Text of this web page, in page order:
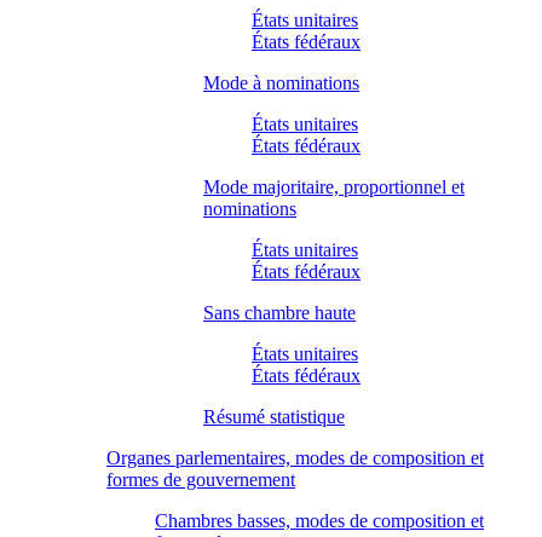
États unitaires
États fédéraux
Mode à nominations
États unitaires
États fédéraux
Mode majoritaire, proportionnel et
nominations
États unitaires
États fédéraux
Sans chambre haute
États unitaires
États fédéraux
Résumé statistique
Organes parlementaires, modes de composition et
formes de gouvernement
Chambres basses, modes de composition et